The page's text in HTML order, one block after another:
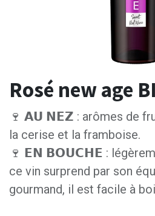
Rosé new age
🍷 𝗔𝗨 𝗡𝗘𝗭 : arômes de
la cerise et la framboise.
🍷 𝗘𝗡 𝗕𝗢𝗨𝗖𝗛𝗘 :
ce vin surprend par son
gourmand, il est facile à